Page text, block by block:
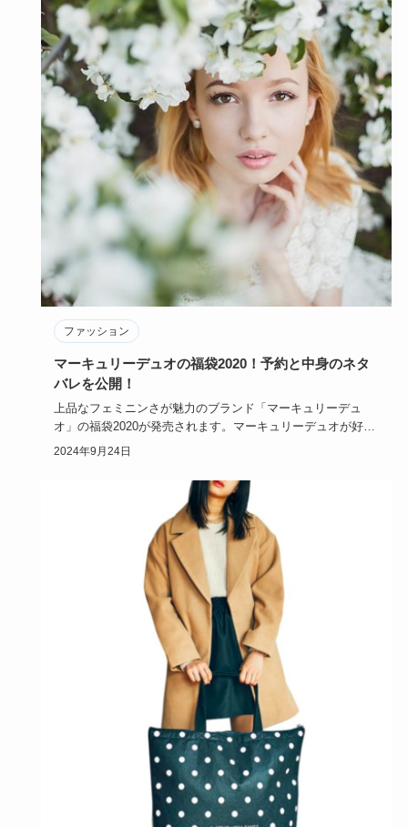
ファッション
マーキュリーデュオの福袋2020！予約と中身のネタ
バレを公開！
上品なフェミニンさが魅力のブランド「マーキュリーデュ
オ」の福袋2020が発売されます。マーキュリーデュオが好き
な方も、初め…
2024年9月24日